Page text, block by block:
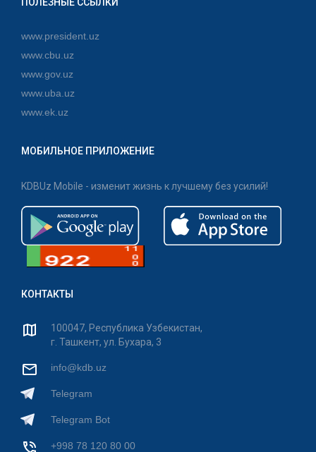
ПОЛЕЗНЫЕ ССЫЛКИ
www.president.uz
www.cbu.uz
www.gov.uz
www.uba.uz
www.ek.uz
МОБИЛЬНОЕ ПРИЛОЖЕНИЕ
KDBUz Mobile - изменит жизнь к лучшему без усилий!
КОНТАКТЫ
100047, Республика Узбекистан,
г. Ташкент, ул. Бухара, 3
info@kdb.uz
Telegram
Telegram Bot
+998 78 120 80 00